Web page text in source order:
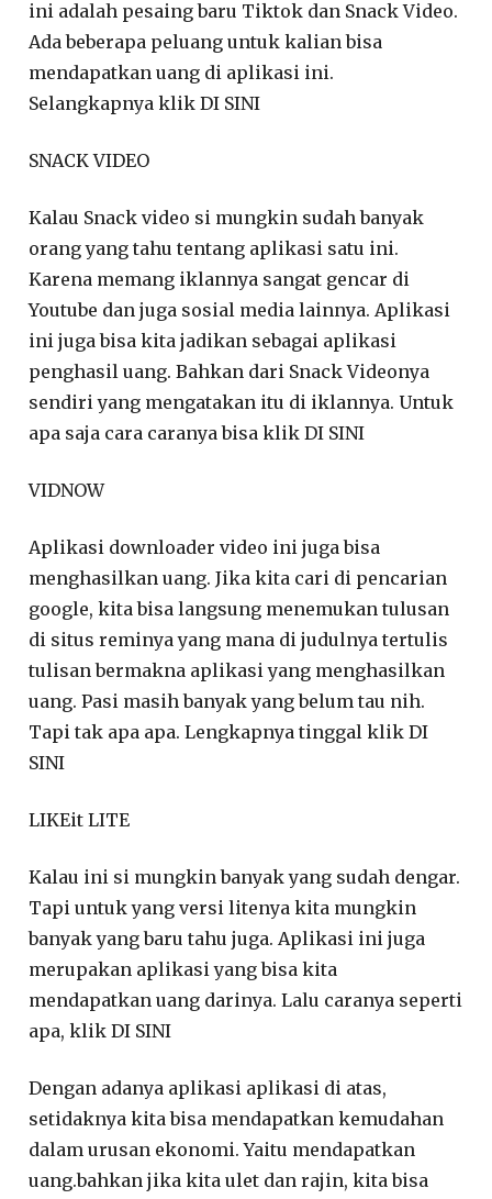
ini adalah pesaing baru Tiktok dan Snack Video.
Ada beberapa peluang untuk kalian bisa
mendapatkan uang di aplikasi ini.
Selangkapnya klik DI SINI
SNACK VIDEO
Kalau Snack video si mungkin sudah banyak
orang yang tahu tentang aplikasi satu ini.
Karena memang iklannya sangat gencar di
Youtube dan juga sosial media lainnya. Aplikasi
ini juga bisa kita jadikan sebagai aplikasi
penghasil uang. Bahkan dari Snack Videonya
sendiri yang mengatakan itu di iklannya. Untuk
apa saja cara caranya bisa klik DI SINI
VIDNOW
Aplikasi downloader video ini juga bisa
menghasilkan uang. Jika kita cari di pencarian
google, kita bisa langsung menemukan tulusan
di situs reminya yang mana di judulnya tertulis
tulisan bermakna aplikasi yang menghasilkan
uang. Pasi masih banyak yang belum tau nih.
Tapi tak apa apa. Lengkapnya tinggal klik DI
SINI
LIKEit LITE
Kalau ini si mungkin banyak yang sudah dengar.
Tapi untuk yang versi litenya kita mungkin
banyak yang baru tahu juga. Aplikasi ini juga
merupakan aplikasi yang bisa kita
mendapatkan uang darinya. Lalu caranya seperti
apa, klik DI SINI
Dengan adanya aplikasi aplikasi di atas,
setidaknya kita bisa mendapatkan kemudahan
dalam urusan ekonomi. Yaitu mendapatkan
uang.bahkan jika kita ulet dan rajin, kita bisa